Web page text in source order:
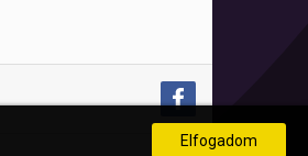
Elfogadom